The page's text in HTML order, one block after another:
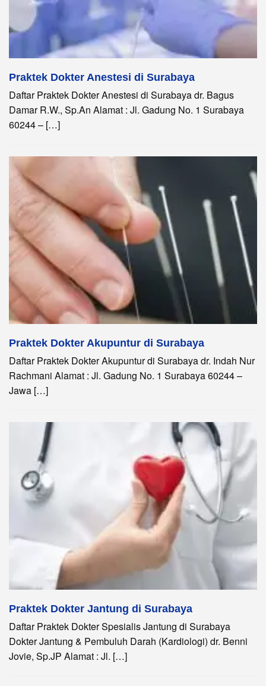
Praktek Dokter Anestesi di Surabaya
Daftar Praktek Dokter Anestesi di Surabaya dr. Bagus
Damar R.W., Sp.An Alamat : Jl. Gadung No. 1 Surabaya
60244 – […]
Praktek Dokter Akupuntur di Surabaya
Daftar Praktek Dokter Akupuntur di Surabaya dr. Indah Nur
Rachmani Alamat : Jl. Gadung No. 1 Surabaya 60244 –
Jawa […]
Praktek Dokter Jantung di Surabaya
Daftar Praktek Dokter Spesialis Jantung di Surabaya
Dokter Jantung & Pembuluh Darah (Kardiologi) dr. Benni
Jovie, Sp.JP Alamat : Jl. […]